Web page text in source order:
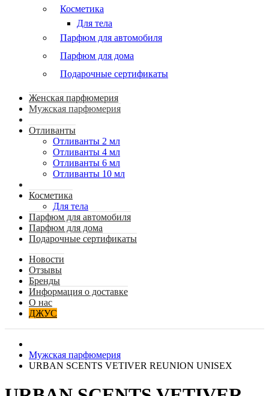
Косметика
Для тела
Парфюм для автомобиля
Парфюм для дома
Подарочные сертификаты
Женская парфюмерия
Мужская парфюмерия
Отливанты
Отливанты 2 мл
Отливанты 4 мл
Отливанты 6 мл
Отливанты 10 мл
Косметика
Для тела
Парфюм для автомобиля
Парфюм для дома
Подарочные сертификаты
Новости
Отзывы
Бренды
Информация о доставке
О нас
ДЖУС
Мужская парфюмерия
URBAN SCENTS VETIVER REUNION UNISEX